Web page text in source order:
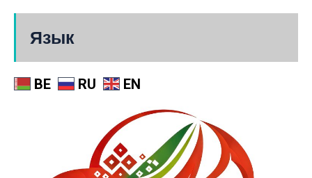
Язык
BE RU EN